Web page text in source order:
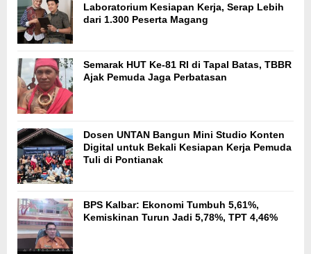
Laboratorium Kesiapan Kerja, Serap Lebih
dari 1.300 Peserta Magang
Semarak HUT Ke-81 RI di Tapal Batas, TBBR
Ajak Pemuda Jaga Perbatasan
Dosen UNTAN Bangun Mini Studio Konten
Digital untuk Bekali Kesiapan Kerja Pemuda
Tuli di Pontianak
BPS Kalbar: Ekonomi Tumbuh 5,61%,
Kemiskinan Turun Jadi 5,78%, TPT 4,46%